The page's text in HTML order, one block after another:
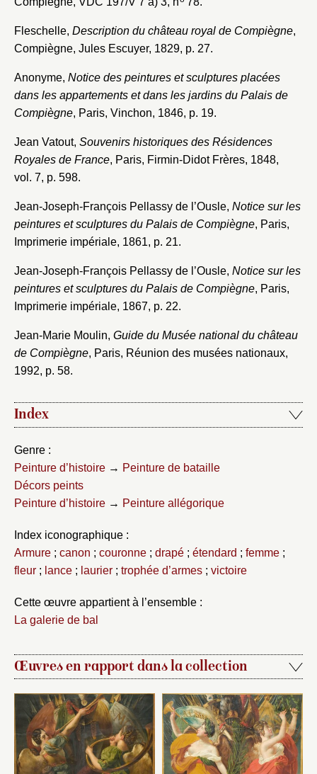
Fleschelle, Description du château royal de Compiègne,
Compiègne, Jules Escuyer, 1829, p. 27.
Anonyme, Notice des peintures et sculptures placées
dans les appartements et dans les jardins du Palais de
Compiègne, Paris, Vinchon, 1846, p. 19.
Jean Vatout, Souvenirs historiques des Résidences
Royales de France, Paris, Firmin-Didot Frères, 1848,
vol. 7, p. 598.
Jean-Joseph-François Pellassy de l’Ousle, Notice sur les
peintures et sculptures du Palais de Compiègne, Paris,
Imprimerie impériale, 1861, p. 21.
Jean-Joseph-François Pellassy de l’Ousle, Notice sur les
peintures et sculptures du Palais de Compiègne, Paris,
Imprimerie impériale, 1867, p. 22.
Jean-Marie Moulin, Guide du Musée national du château
de Compiègne, Paris, Réunion des musées nationaux,
1992, p. 58.
Index
Genre :
Peinture d’histoire → Peinture de bataille
Décors peints
Peinture d’histoire → Peinture allégorique
Index iconographique :
Armure ; canon ; couronne ; drapé ; étendard ; femme ;
fleur ; lance ; laurier ; trophée d’armes ; victoire
Cette œuvre appartient à l’ensemble :
La galerie de bal
Œuvres en rapport dans la collection
Créer et ajouter